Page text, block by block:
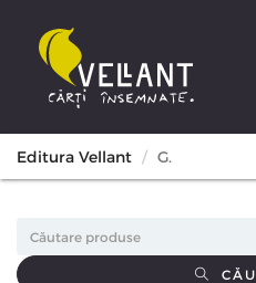
Editura Vellant G.